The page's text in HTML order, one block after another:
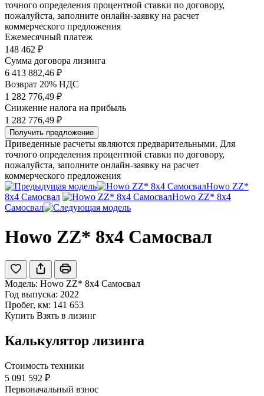
точного определения процентной ставки по договору,
пожалуйста, заполните онлайн-заявку на расчет
коммерческого предложения
Ежемесячный платеж
148 462 ₽
Сумма договора лизинга
6 413 882,46 ₽
Возврат 20% НДС
1 282 776,49 ₽
Снижение налога на прибыль
1 282 776,49 ₽
Получить предложение
Приведенные расчеты являются предварительными. Для
точного определения процентной ставки по договору,
пожалуйста, заполните онлайн-заявку на расчет
коммерческого предложения
Howo ZZ*
8x4 Самосвал
Howo ZZ* 8x4
Самосвал
Howo ZZ* 8x4 Самосвал
Модель: Howo ZZ* 8x4 Самосвал
Год выпуска: 2022
Пробег, км: 141 653
Купить Взять в лизинг
Калькулятор лизинга
Стоимость техники
5 091 592 ₽
Первоначальный взнос